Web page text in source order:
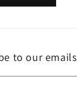
to our emails